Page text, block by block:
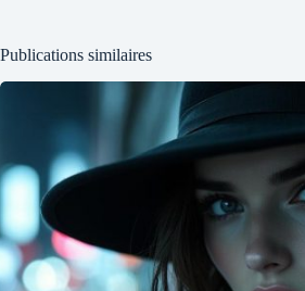
Publications similaires